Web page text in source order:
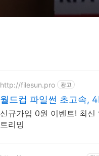
http://filesun.pro 광고
월드컵 파일썬 초고속,
신규가입 0원 이벤트! 최
트리밍